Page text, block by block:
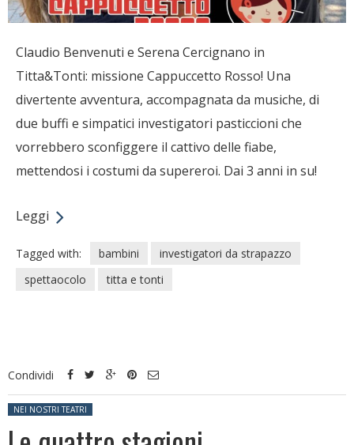
Claudio Benvenuti e Serena Cercignano in
Titta&Tonti: missione Cappuccetto Rosso! Una
divertente avventura, accompagnata da musiche, di
due buffi e simpatici investigatori pasticcioni che
vorrebbero sconfiggere il cattivo delle fiabe,
mettendosi i costumi da supereroi. Dai 3 anni in su!
Leggi
Tagged with: bambini
investigatori da strapazzo
spettaocolo
titta e tonti
Condividi
Posted in:
NEI NOSTRI TEATRI